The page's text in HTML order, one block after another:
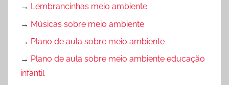
→ Lembrancinhas meio ambiente
→ Músicas sobre meio ambiente
→ Plano de aula sobre meio ambiente
→ Plano de aula sobre meio ambiente educação
infantil